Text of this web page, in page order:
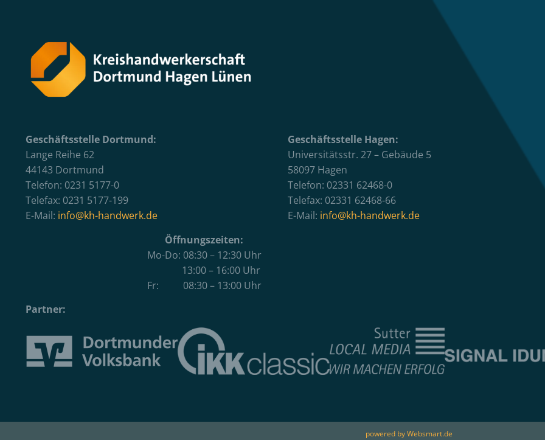
Geschäftsstelle Dortmund:
Lange Reihe 62
44143 Dortmund
Telefon: 0231 5177-0
Telefax: 0231 5177-199
E-Mail: info@kh-handwerk.de
Geschäftsstelle Hagen:
Universitätsstr. 27 – Gebäude 5
58097 Hagen
Telefon: 02331 62468-0
Telefax: 02331 62468-66
E-Mail: info@kh-handwerk.de
Öffnungszeiten:
Mo-Do: 08:30 – 12:30 Uhr
13:00 – 16:00 Uhr
Fr: 08:30 – 13:00 Uhr
Partner:
powered by Websmart.de